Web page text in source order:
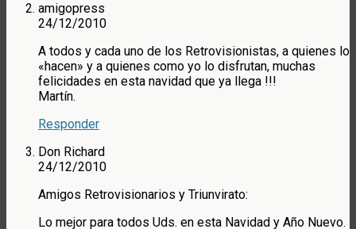
amigopress
24/12/2010
A todos y cada uno de los Retrovisionistas, a quienes lo
«hacen» y a quienes como yo lo disfrutan, muchas
felicidades en esta navidad que ya llega !!!
Martín.
Responder
Don Richard
24/12/2010
Amigos Retrovisionarios y Triunvirato:
Lo mejor para todos Uds. en esta Navidad y Año Nuevo.